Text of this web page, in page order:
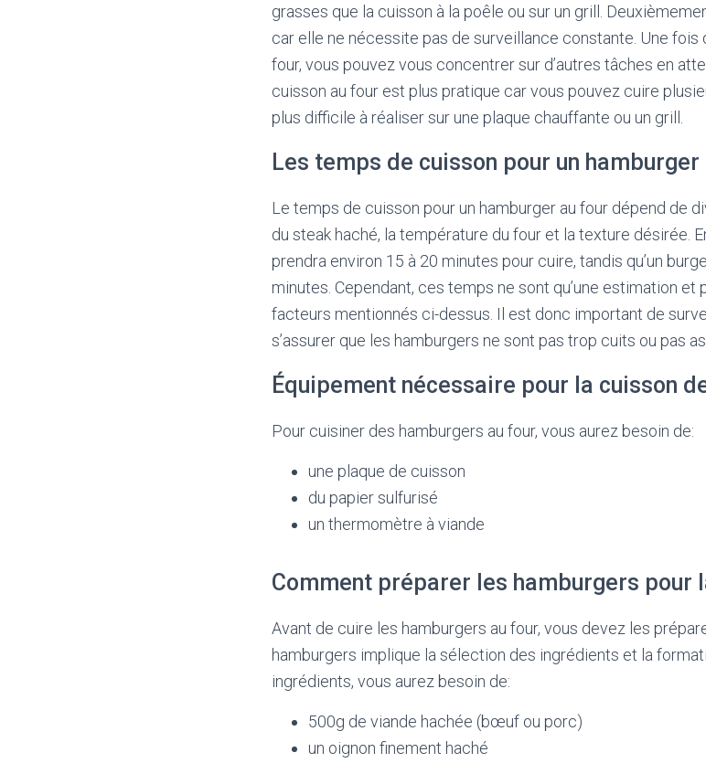
grasses que la cuisson à la poêle ou sur un grill.
car elle ne nécessite pas de surveillance constante. Une fois
four, vous pouvez vous concentrer sur d’autres tâches en
cuisson au four est plus pratique car vous pouvez cuire
plus difficile à réaliser sur une plaque chauffante ou un grill.
Les temps de cuisson pour un hamburger
Le temps de cuisson pour un hamburger au four dépend de
du steak haché, la température du four et la texture désirée.
prendra environ 15 à 20 minutes pour cuire, tandis qu’un
minutes. Cependant, ces temps ne sont qu’une estimation
facteurs mentionnés ci-dessus. Il est donc important de
s’assurer que les hamburgers ne sont pas trop cuits ou pas
Équipement nécessaire pour la cuisson
Pour cuisiner des hamburgers au four, vous aurez besoin de:
une plaque de cuisson
du papier sulfurisé
un thermomètre à viande
Comment préparer les hamburgers pour
Avant de cuire les hamburgers au four, vous devez les
hamburgers implique la sélection des ingrédients et la
ingrédients, vous aurez besoin de:
500g de viande hachée (bœuf ou porc)
un oignon finement haché